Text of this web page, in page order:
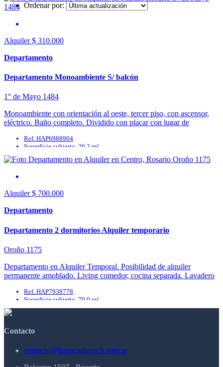
Ordenar por:
Alquiler $ 310.000
Departamento
Departamento Monoambiente S/ balcón
1° de Mayo 1484
Monoambiente con orientación al oeste, tercer piso, con ascensor,
eléctrico. Baño completo. Dividido con placar con lugar de
Ref. HAP6988904
Superficie cubierta: 26.2 m²
Superficie semicubierta: 0.0 m²
Alquiler $ 700.000
Departamento
Departamento 2 dormitorios Alquiler temporario
Oroño 1175
Departamento en Alquiler Temporal. Posibilidad de alquiler
permanente amoblado. Living comedor, cocina separada. Lavadero
Ref. HAP7938778
Superficie cubierta: 70.0 m²
Ambientes: 4
Dormitorios: 2
Contacto
contacto@harracadaruich.com.ar